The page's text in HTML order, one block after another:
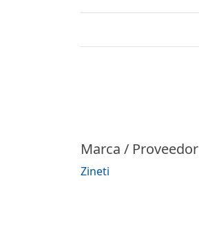
Marca / Proveedor
Zineti